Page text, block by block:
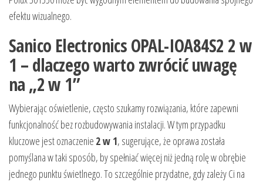
efektu wizualnego.
Sanico Electronics OPAL-IOA84S2 2 w
1 – dlaczego warto zwrócić uwagę
na „2 w 1”
Wybierając oświetlenie, często szukamy rozwiązania, które zapewni
funkcjonalność bez rozbudowywania instalacji. W tym przypadku
kluczowe jest oznaczenie 2 w 1, sugerujące, że oprawa została
pomyślana w taki sposób, by spełniać więcej niż jedną rolę w obrębie
jednego punktu świetlnego. To szczególnie przydatne, gdy zależy Ci na